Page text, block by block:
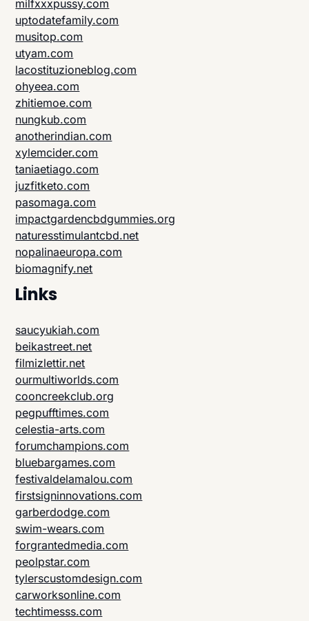
milfxxxpussy.com
uptodatefamily.com
musitop.com
utyam.com
lacostituzioneblog.com
ohyeea.com
zhitiemoe.com
nungkub.com
anotherindian.com
xylemcider.com
taniaetiago.com
juzfitketo.com
pasomaga.com
impactgardencbdgummies.org
naturesstimulantcbd.net
nopalinaeuropa.com
biomagnify.net
Links
saucyukiah.com
beikastreet.net
filmizlettir.net
ourmultiworlds.com
cooncreekclub.org
pegpufftimes.com
celestia-arts.com
forumchampions.com
bluebargames.com
festivaldelamalou.com
firstsigninnovations.com
garberdodge.com
swim-wears.com
forgrantedmedia.com
peolpstar.com
tylerscustomdesign.com
carworksonline.com
techtimesss.com